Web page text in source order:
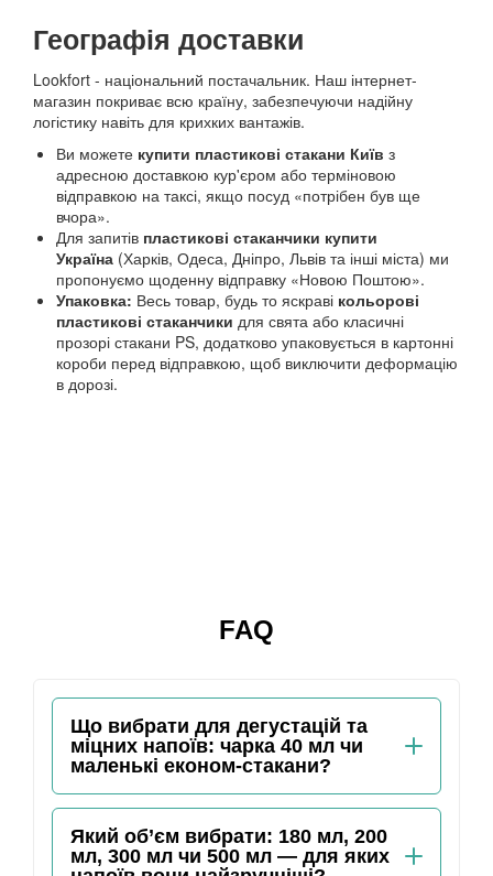
Географія доставки
Lookfort - національний постачальник. Наш інтернет-
магазин покриває всю країну, забезпечуючи надійну
логістику навіть для крихких вантажів.
Ви можете купити пластикові стакани Київ з
адресною доставкою кур'єром або терміновою
відправкою на таксі, якщо посуд «потрібен був ще
вчора».
Для запитів пластикові стаканчики купити
Україна (Харків, Одеса, Дніпро, Львів та інші міста) ми
пропонуємо щоденну відправку «Новою Поштою».
Упаковка: Весь товар, будь то яскраві кольорові
пластикові стаканчики для свята або класичні
прозорі стакани PS, додатково упаковується в картонні
короби перед відправкою, щоб виключити деформацію
в дорозі.
FAQ
Що вибрати для дегустацій та
міцних напоїв: чарка 40 мл чи
маленькі економ-стакани?
Який об’єм вибрати: 180 мл, 200
мл, 300 мл чи 500 мл — для яких